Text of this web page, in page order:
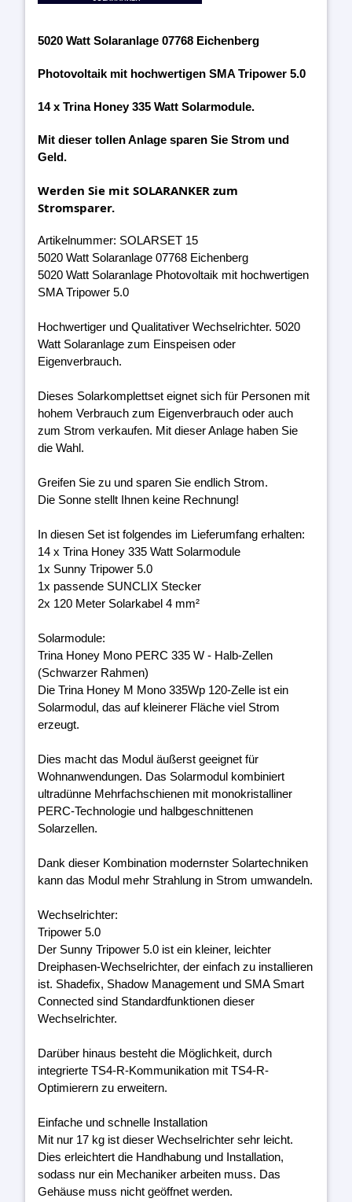
5020 Watt Solaranlage 07768 Eichenberg
Photovoltaik mit hochwertigen SMA Tripower 5.0
14 x Trina Honey 335 Watt Solarmodule.
Mit dieser tollen Anlage sparen Sie Strom und
Geld.
Werden Sie mit SOLARANKER zum
Stromsparer.
Artikelnummer: SOLARSET 15
5020 Watt Solaranlage 07768 Eichenberg
5020 Watt Solaranlage Photovoltaik mit hochwertigen
SMA Tripower 5.0
Hochwertiger und Qualitativer Wechselrichter. 5020
Watt Solaranlage zum Einspeisen oder
Eigenverbrauch.
Dieses Solarkomplettset eignet sich für Personen mit
hohem Verbrauch zum Eigenverbrauch oder auch
zum Strom verkaufen. Mit dieser Anlage haben Sie
die Wahl.
Greifen Sie zu und sparen Sie endlich Strom.
Die Sonne stellt Ihnen keine Rechnung!
In diesen Set ist folgendes im Lieferumfang erhalten:
14 x Trina Honey 335 Watt Solarmodule
1x Sunny Tripower 5.0
1x passende SUNCLIX Stecker
2x 120 Meter Solarkabel 4 mm²
Solarmodule:
Trina Honey Mono PERC 335 W - Halb-Zellen
(Schwarzer Rahmen)
Die Trina Honey M Mono 335Wp 120-Zelle ist ein
Solarmodul, das auf kleinerer Fläche viel Strom
erzeugt.
Dies macht das Modul äußerst geeignet für
Wohnanwendungen. Das Solarmodul kombiniert
ultradünne Mehrfachschienen mit monokristalliner
PERC-Technologie und halbgeschnittenen
Solarzellen.
Dank dieser Kombination modernster Solartechniken
kann das Modul mehr Strahlung in Strom umwandeln.
Wechselrichter:
Tripower 5.0
Der Sunny Tripower 5.0 ist ein kleiner, leichter
Dreiphasen-Wechselrichter, der einfach zu installieren
ist. Shadefix, Shadow Management und SMA Smart
Connected sind Standardfunktionen dieser
Wechselrichter.
Darüber hinaus besteht die Möglichkeit, durch
integrierte TS4-R-Kommunikation mit TS4-R-
Optimierern zu erweitern.
Einfache und schnelle Installation
Mit nur 17 kg ist dieser Wechselrichter sehr leicht.
Dies erleichtert die Handhabung und Installation,
sodass nur ein Mechaniker arbeiten muss. Das
Gehäuse muss nicht geöffnet werden.